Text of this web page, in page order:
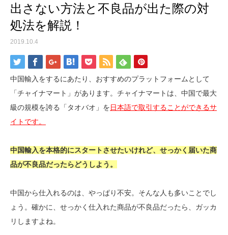
出さない方法と不良品が出た際の対
処法を解説！
2019.10.4
中国輸入をするにあたり、おすすめのプラットフォームとして
「チャイナマート」があります。チャイナマートは、中国で最大
級の規模を誇る「タオバオ」を日本語で取引することができるサ
イトです。
中国輸入を本格的にスタートさせたいけれど、せっかく届いた商
品が不良品だったらどうしよう。
中国から仕入れるのは、やっぱり不安。そんな人も多いことでし
ょう。確かに、せっかく仕入れた商品が不良品だったら、ガッカ
リしますよね。